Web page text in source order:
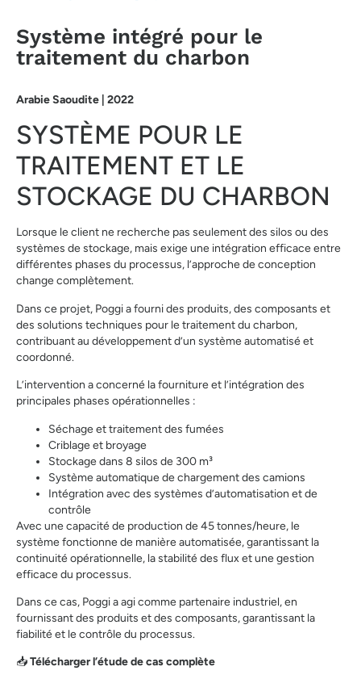
Système intégré pour le
traitement du charbon
Arabie Saoudite | 2022
SYSTÈME POUR LE
TRAITEMENT ET LE
STOCKAGE DU CHARBON
Lorsque le client ne recherche pas seulement des silos ou des
systèmes de stockage, mais exige une intégration efficace entre
différentes phases du processus, l’approche de conception
change complètement.
Dans ce projet, Poggi a fourni des produits, des composants et
des solutions techniques pour le traitement du charbon,
contribuant au développement d’un système automatisé et
coordonné.
L’intervention a concerné la fourniture et l’intégration des
principales phases opérationnelles :
Séchage et traitement des fumées
Criblage et broyage
Stockage dans 8 silos de 300 m³
Système automatique de chargement des camions
Intégration avec des systèmes d’automatisation et de
contrôle
Avec une capacité de production de 45 tonnes/heure, le
système fonctionne de manière automatisée, garantissant la
continuité opérationnelle, la stabilité des flux et une gestion
efficace du processus.
Dans ce cas, Poggi a agi comme partenaire industriel, en
fournissant des produits et des composants, garantissant la
fiabilité et le contrôle du processus.
📥Télécharger l’étude de cas complète